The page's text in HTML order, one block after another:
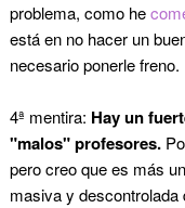
problema, como he
está en no hacer un
necesario ponerle freno.
4ª mentira: Hay un
"malos" profesores.
pero creo que es más
masiva y